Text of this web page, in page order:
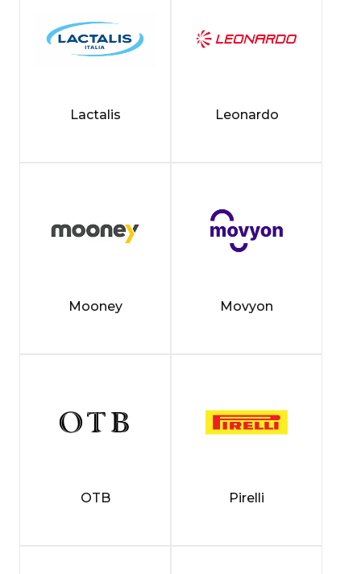
Lactalis Leonardo
Mooney Movyon
OTB Pirelli